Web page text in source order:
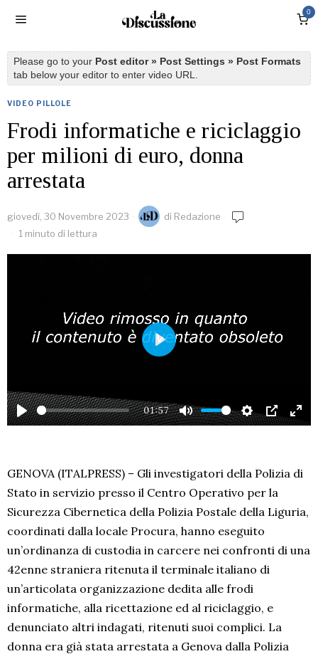
0
Please go to your Post editor » Post Settings » Post Formats
tab below your editor to enter video URL.
VIDEO PILLOLE
Frodi informatiche e riciclaggio
per milioni di euro, donna
arrestata
giovedì, 30 Novembre 2023 di Redazione
1 minuto di lettura
PLAY
01:57
MUTE SETTINGS
PIP
PLAY
GENOVA (ITALPRESS) – Gli investigatori della Polizia di
Stato in servizio presso il Centro Operativo per la
Sicurezza Cibernetica della Polizia Postale della Liguria,
coordinati dalla locale Procura, hanno eseguito
un’ordinanza di custodia in carcere nei confronti di una
42enne straniera ritenuta il terminale italiano di
un’articolata organizzazione dedita alle frodi
informatiche, alla ricettazione ed al riciclaggio, e
denunciato altri indagati, ritenuti suoi complici. La
donna era già stata arrestata a Genova dalla Polizia